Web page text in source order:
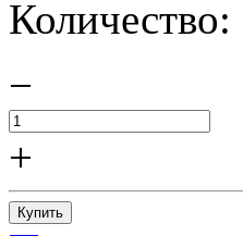
Количество:
−
+
Купить